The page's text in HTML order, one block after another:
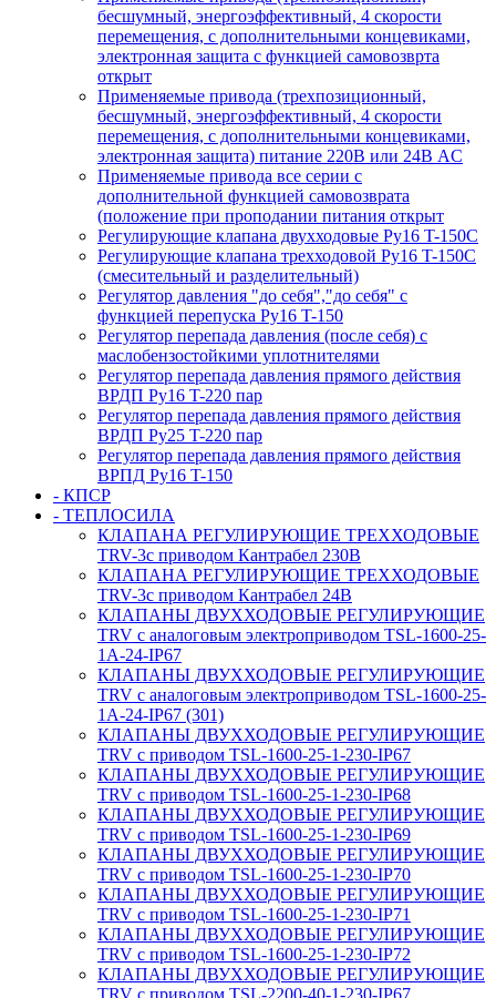
бесшумный, энергоэффективный, 4 скорости
перемещения, с дополнительными концевиками,
электронная защита с функцией самовозврта
открыт
Применяемые привода (трехпозиционный,
бесшумный, энергоэффективный, 4 скорости
перемещения, с дополнительными концевиками,
электронная защита) питание 220В или 24В AC
Применяемые привода все серии с
дополнительной функцией самовозврата
(положение при проподании питания открыт
Регулирующие клапана двухходовые Ру16 T-150С
Регулирующие клапана трехходовой Ру16 T-150С
(смесительный и разделительный)
Регулятор давления "до себя","до себя" с
функцией перепуска Ру16 T-150
Регулятор перепада давления (после себя) c
маслобензостойкими уплотнителями
Регулятор перепада давления прямого действия
ВРДП Ру16 T-220 пар
Регулятор перепада давления прямого действия
ВРДП Ру25 T-220 пар
Регулятор перепада давления прямого действия
ВРПД Ру16 T-150
- КПСР
- ТЕПЛОСИЛА
КЛАПАНА РЕГУЛИРУЮЩИЕ ТРЕХХОДОВЫЕ
TRV-3с приводом Кантрабел 230B
КЛАПАНА РЕГУЛИРУЮЩИЕ ТРЕХХОДОВЫЕ
TRV-3с приводом Кантрабел 24B
КЛАПАНЫ ДВУХХОДОВЫЕ РЕГУЛИРУЮЩИЕ
TRV с аналоговым электроприводом TSL-1600-25-
1А-24-IP67
КЛАПАНЫ ДВУХХОДОВЫЕ РЕГУЛИРУЮЩИЕ
TRV с аналоговым электроприводом TSL-1600-25-
1А-24-IP67 (301)
КЛАПАНЫ ДВУХХОДОВЫЕ РЕГУЛИРУЮЩИЕ
TRV с приводом TSL-1600-25-1-230-IP67
КЛАПАНЫ ДВУХХОДОВЫЕ РЕГУЛИРУЮЩИЕ
TRV с приводом TSL-1600-25-1-230-IP68
КЛАПАНЫ ДВУХХОДОВЫЕ РЕГУЛИРУЮЩИЕ
TRV с приводом TSL-1600-25-1-230-IP69
КЛАПАНЫ ДВУХХОДОВЫЕ РЕГУЛИРУЮЩИЕ
TRV с приводом TSL-1600-25-1-230-IP70
КЛАПАНЫ ДВУХХОДОВЫЕ РЕГУЛИРУЮЩИЕ
TRV с приводом TSL-1600-25-1-230-IP71
КЛАПАНЫ ДВУХХОДОВЫЕ РЕГУЛИРУЮЩИЕ
TRV с приводом TSL-1600-25-1-230-IP72
КЛАПАНЫ ДВУХХОДОВЫЕ РЕГУЛИРУЮЩИЕ
TRV с приводом TSL-2200-40-1-230-IP67